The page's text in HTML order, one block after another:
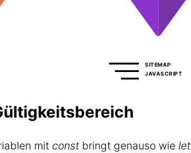
SITEMAP
JAVASCRIPT
mit const bringt genauso wie let